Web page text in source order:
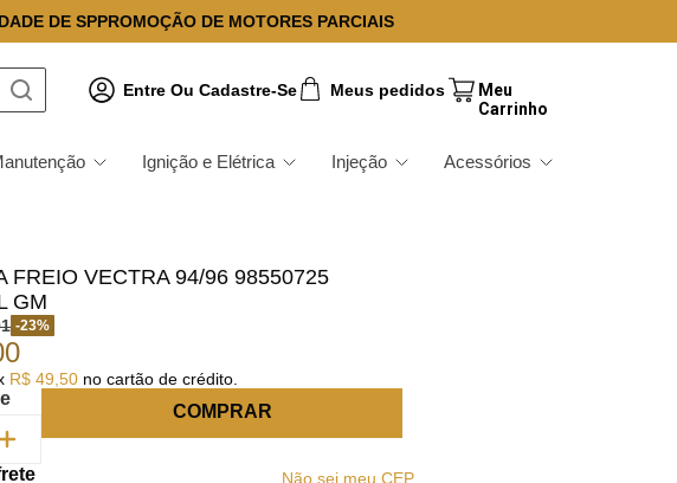
DE SPPROMOÇÃO DE MOTORES PARCIAIS
Entre Ou Cadastre-Se Meus pedidos
Ignição e Elétrica Injeção Acessórios
FREIO VECTRA 94/96 98550725
GM
-23%
R$ 49 50 no cartão de crédito.
COMPRAR
Não sei meu CEP